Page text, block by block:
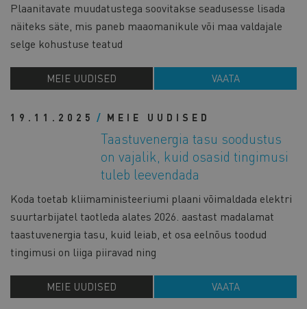
Plaanitavate muudatustega soovitakse seadusesse lisada
näiteks säte, mis paneb maaomanikule või maa valdajale
selge kohustuse teatud
MEIE UUDISED VAATA
19.11.2025 MEIE UUDISED
Taastuvenergia tasu soodustus
on vajalik, kuid osasid tingimusi
tuleb leevendada
Koda toetab kliimaministeeriumi plaani võimaldada elektri
suurtarbijatel taotleda alates 2026. aastast madalamat
taastuvenergia tasu, kuid leiab, et osa eelnõus toodud
tingimusi on liiga piiravad ning
MEIE UUDISED VAATA